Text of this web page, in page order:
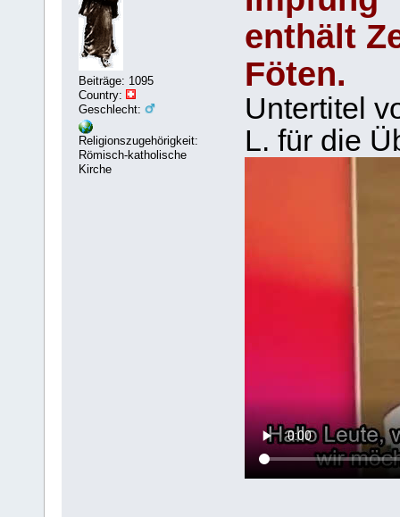
Beiträge: 1095
Country:
Geschlecht:
Religionszugehörigkeit:
Römisch-katholische
Kirche
enthält
Föten.
Untertitel
L. für die